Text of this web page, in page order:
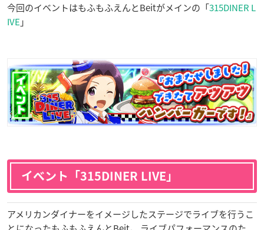
今回のイベントはもふもふえんとBeitがメインの「315DINER L
IVE 」
イベント「315DINER LIVE」
アメリカンダイナーをイメージしたステージでライブを行うこ